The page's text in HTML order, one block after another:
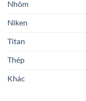
Nhôm
Niken
Titan
Thép
Khác